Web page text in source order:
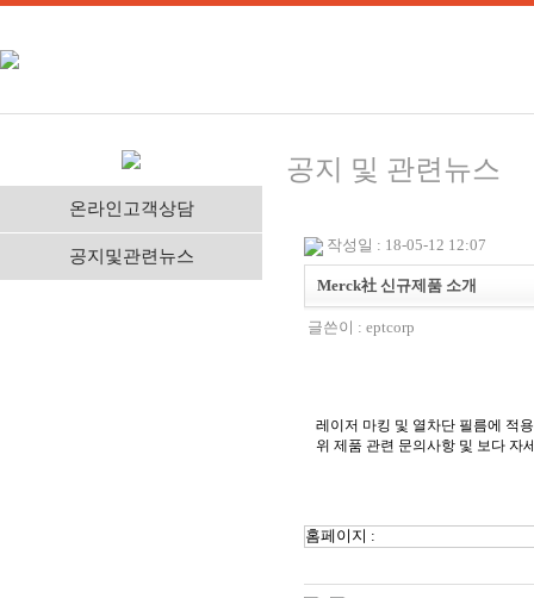
온라인고객상담
공지및관련뉴스
공지 및 관련뉴스
작성일 : 18-05-12 12:07
Merck社 신규제품 소개
글쓴이 : eptcorp
레이저 마킹 및 열차단 필름에 적
위 제품 관련 문의사항 및 보다 자
홈페이지 :